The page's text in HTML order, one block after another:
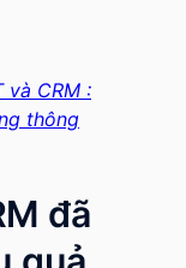
và CRM :
thông
đã